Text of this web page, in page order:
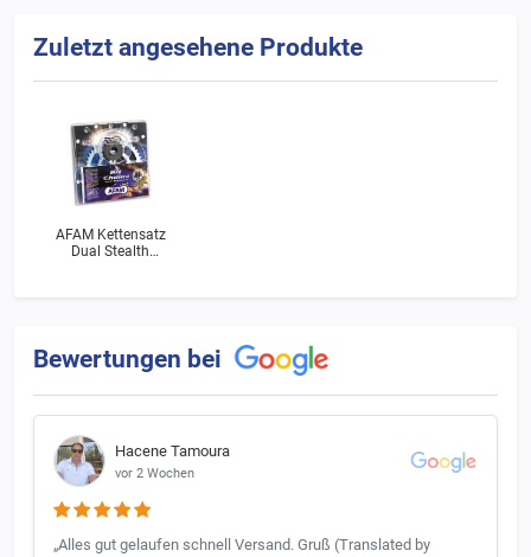
Zuletzt angesehene Produkte
AFAM Kettensatz
Dual Stealth
Bewertungen bei
Hacene Tamoura
vor 2 Wochen
„Alles gut gelaufen schnell Versand. Gruß (Translated by